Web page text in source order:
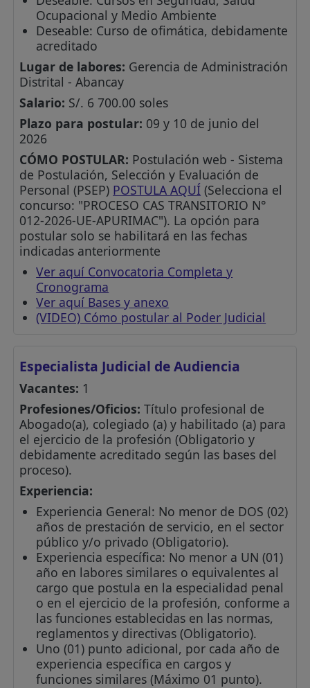
Ocupacional y Medio Ambiente
Deseable: Curso de ofimática, debidamente
acreditado
Lugar de labores: Gerencia de Administración
Distrital - Abancay
Salario: S/. 6 700.00 soles
Plazo para postular: 09 y 10 de junio del
2026
CÓMO POSTULAR: Postulación web - Sistema
de Postulación, Selección y Evaluación de
Personal (PSEP) POSTULA AQUÍ (Selecciona el
concurso: "PROCESO CAS TRANSITORIO N°
012-2026-UE-APURIMAC"). La opción para
postular solo se habilitará en las fechas
indicadas anteriormente
Ver aquí Convocatoria Completa y
Cronograma
Ver aquí Bases y anexo
(VIDEO) Cómo postular al Poder Judicial
Especialista Judicial de Audiencia
Vacantes: 1
Profesiones/Oficios: Título profesional de
Abogado(a), colegiado (a) y habilitado (a) para
el ejercicio de la profesión (Obligatorio y
debidamente acreditado según las bases del
proceso).
Experiencia:
Experiencia General: No menor de DOS (02)
años de prestación de servicio, en el sector
público y/o privado (Obligatorio).
Experiencia específica: No menor a UN (01)
año en labores similares o equivalentes al
cargo que postula en la especialidad penal
o en el ejercicio de la profesión, conforme a
las funciones establecidas en las normas,
reglamentos y directivas (Obligatorio).
Uno (01) punto adicional, por cada año de
experiencia específica en cargos y
funciones similares (Máximo 01 punto).